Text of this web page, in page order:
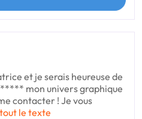
et je serais heureuse de
mon univers graphique
contacter ! Je vous
le texte